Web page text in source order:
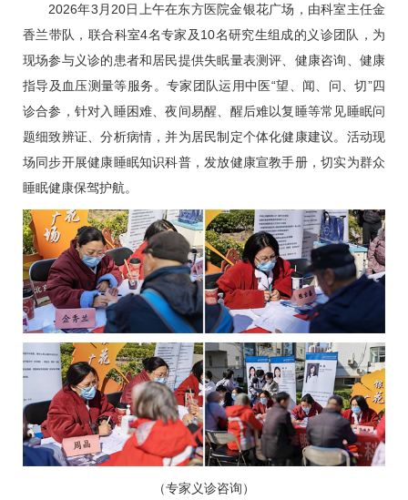
2026年3月20日上午在东方医院金银花广场，由科室主任金
香兰带队，联合科室4名专家及10名研究生组成的义诊团队，为
现场参与义诊的患者和居民提供失眠量表测评、健康咨询、健康
指导及血压测量等服务。专家团队运用中医“望、闻、问、切”四
诊合参，针对入睡困难、夜间易醒、醒后难以复睡等常见睡眠问
题细致辨证、分析病情，并为居民制定个体化健康建议。活动现
场同步开展健康睡眠知识科普，发放健康宣教手册，切实为群众
睡眠健康保驾护航。
（专家义诊咨询）